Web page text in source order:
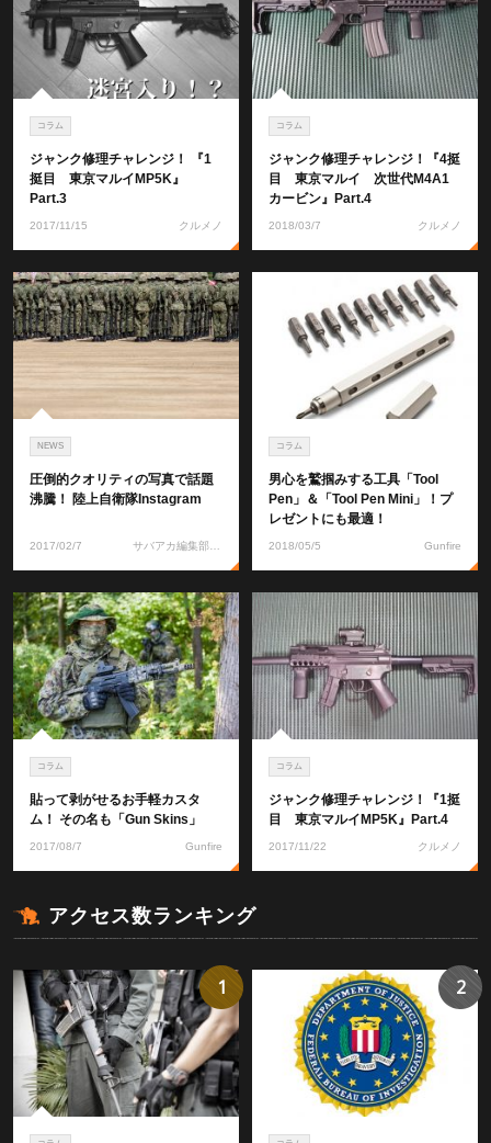
コラム
ジャンク修理チャレンジ！ 『1
挺目 東京マルイMP5K』
Part.3
2017/11/15 クルメノ
コラム
ジャンク修理チャレンジ！『4挺
目 東京マルイ 次世代M4A1
カービン』Part.4
2018/03/7 クルメノ
NEWS
圧倒的クオリティの写真で話題
沸騰！ 陸上自衛隊Instagram
2017/02/7 サバアカ編集部 れいな
コラム
男心を鷲掴みする工具「Tool
Pen」＆「Tool Pen Mini」！プ
レゼントにも最適！
2018/05/5 Gunfire
コラム
貼って剥がせるお手軽カスタ
ム！ その名も「Gun Skins」
2017/08/7 Gunfire
コラム
ジャンク修理チャレンジ！『1挺
目 東京マルイMP5K』Part.4
2017/11/22 クルメノ
アクセス数ランキング
1 2